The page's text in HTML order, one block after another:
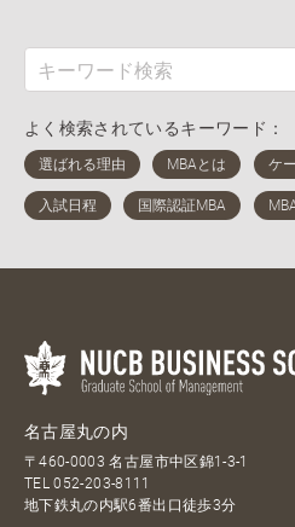
よく検索されているキーワード：
名古屋丸の内
〒460-0003 名古屋市中区錦1-3-1
TEL052-203-8111
地下鉄丸の内駅6番出口徒歩3分